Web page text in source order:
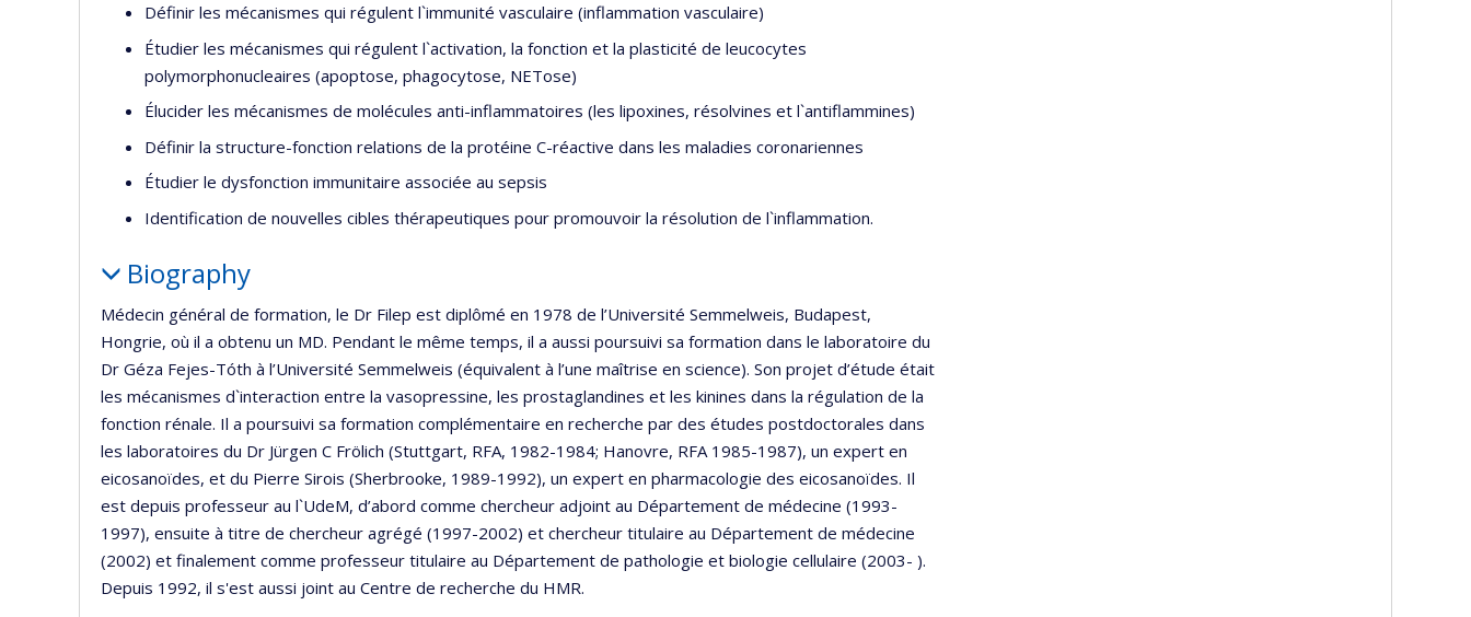
Définir les mécanismes qui régulent l`immunité vasculaire (inflammation vasculaire)
Étudier les mécanismes qui régulent l`activation, la fonction et la plasticité de leucocytes
polymorphonucleaires (apoptose, phagocytose, NETose)
Élucider les mécanismes de molécules anti-inflammatoires (les lipoxines, résolvines et l`antiflammines)
Définir la structure-fonction relations de la protéine C-réactive dans les maladies coronariennes
Étudier le dysfonction immunitaire associée au sepsis
Identification de nouvelles cibles thérapeutiques pour promouvoir la résolution de l`inflammation.
Biography
Médecin général de formation, le Dr Filep est diplômé en 1978 de l’Université Semmelweis, Budapest,
Hongrie, où il a obtenu un MD. Pendant le même temps, il a aussi poursuivi sa formation dans le laboratoire du
Dr Géza Fejes-Tóth à l’Université Semmelweis (équivalent à l’une maîtrise en science). Son projet d’étude était
les mécanismes d`interaction entre la vasopressine, les prostaglandines et les kinines dans la régulation de la
fonction rénale. Il a poursuivi sa formation complémentaire en recherche par des études postdoctorales dans
les laboratoires du Dr Jürgen C Frölich (Stuttgart, RFA, 1982-1984; Hanovre, RFA 1985-1987), un expert en
eicosanoïdes, et du Pierre Sirois (Sherbrooke, 1989-1992), un expert en pharmacologie des eicosanoïdes. Il
est depuis professeur au l`UdeM, d’abord comme chercheur adjoint au Département de médecine (1993-
1997), ensuite à titre de chercheur agrégé (1997-2002) et chercheur titulaire au Département de médecine
(2002) et finalement comme professeur titulaire au Département de pathologie et biologie cellulaire (2003- ).
Depuis 1992, il s'est aussi joint au Centre de recherche du HMR.